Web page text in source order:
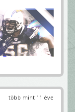
több mint 11 éve